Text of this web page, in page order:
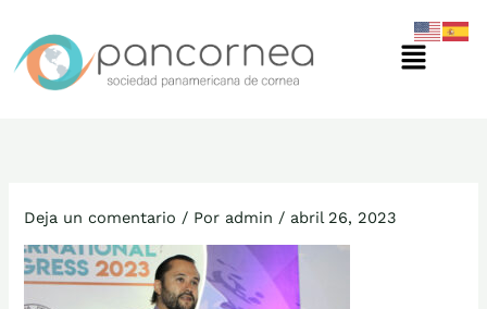
contenido
Menú
Deja un comentario / Por admin / abril 26, 2023